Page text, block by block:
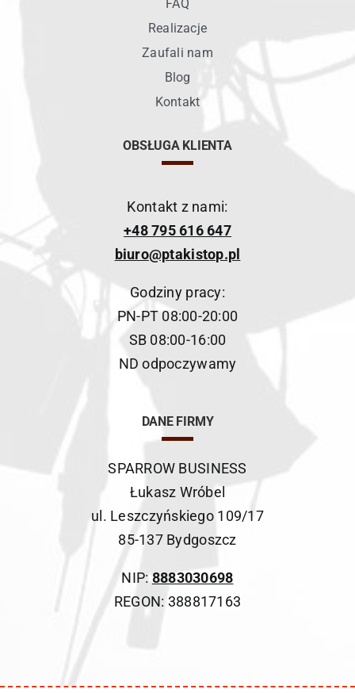
FAQ
Realizacje
Zaufali nam
Blog
Kontakt
OBSŁUGA KLIENTA
Kontakt z nami:
+48 795 616 647
biuro@ptakistop.pl
Godziny pracy:
PN-PT 08:00-20:00
SB 08:00-16:00
ND odpoczywamy
DANE FIRMY
SPARROW BUSINESS
Łukasz Wróbel
ul. Leszczyńskiego 109/17
85-137 Bydgoszcz
NIP: 8883030698
REGON: 388817163